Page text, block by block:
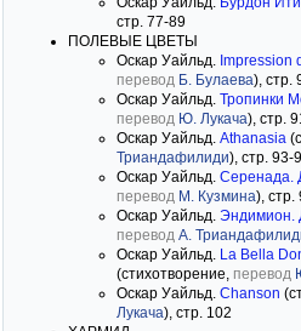
стр. 77-89
ПОЛЕВЫЕ ЦВЕТЫ
Оскар Уайльд. Impression
перевод Б. Булаева), стр.
Оскар Уайльд. Тропинки
перевод Ю. Лукача), стр.
Оскар Уайльд. Athanasia
Триандафилиди), стр. 93-
Оскар Уайльд. Серенада.
перевод М. Кузмина), стр.
Оскар Уайльд. Эндимион.
перевод А.
Оскар Уайльд. La Bella
(стихотворение, перевод
Оскар Уайльд. Chanson
Лукача), стр. 102